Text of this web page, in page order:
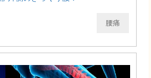
腰痛